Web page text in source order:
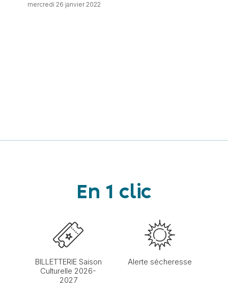
mercredi 26 janvier 2022
En 1 clic
BILLETTERIE Saison
Culturelle 2026-
2027
Alerte sécheresse